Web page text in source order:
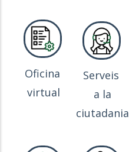
Oficina
virtual
Serveis
a la
ciutadania